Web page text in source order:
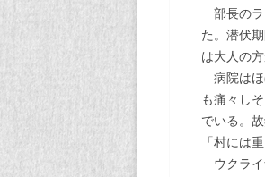
部長のラ
た。潜伏
は大人の
病院はほ
も痛々し
でいる。
「村には
ウクライ